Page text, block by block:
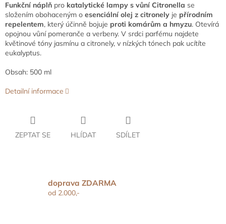
Funkční náplň pro katalytické lampy s vůní Citronella se
složením obohaceným o esenciální olej z citronely je přírodním
repelentem, který účinně bojuje proti komárům a hmyzu. Otevírá
opojnou vůní pomeranče a verbeny. V srdci parfému najdete
květinové tóny jasmínu a citronely, v nízkých tónech pak ucítíte
eukalyptus.
Obsah: 500 ml
Detailní informace
ZEPTAT SE HLÍDAT SDÍLET
doprava ZDARMA
od 2.000,-